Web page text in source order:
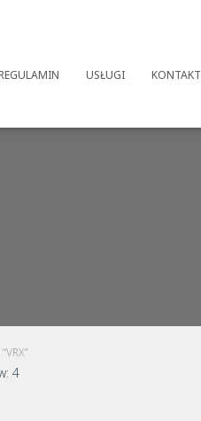
USŁUGI KONTAKT
4Posortowane